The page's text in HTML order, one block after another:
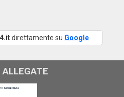
direttamente su Google
ALLEGATE